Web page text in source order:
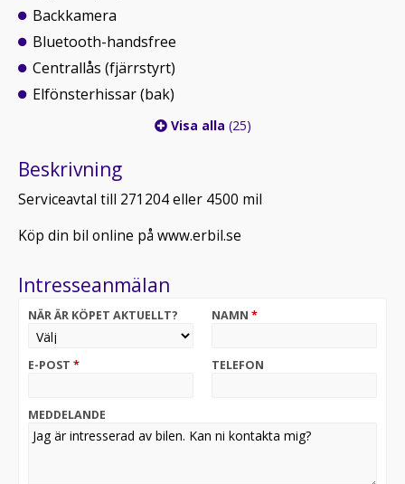
Backkamera
Bluetooth-handsfree
Centrallås (fjärrstyrt)
Elfönsterhissar (bak)
Visa alla (25)
Beskrivning
Serviceavtal till 271204 eller 4500 mil
Köp din bil online på www.erbil.se
Intresseanmälan
NÄR ÄR KÖPET AKTUELLT? NAMN *
E-POST * TELEFON
MEDDELANDE